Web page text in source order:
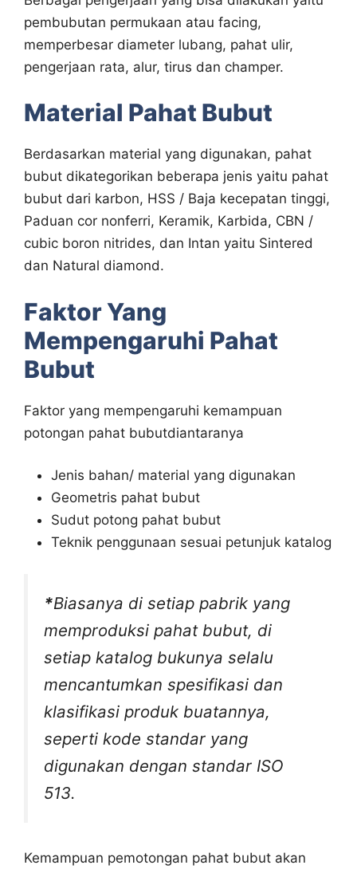
pembubutan permukaan atau facing,
memperbesar diameter lubang, pahat ulir,
pengerjaan rata, alur, tirus dan champer.
Material Pahat Bubut
Berdasarkan material yang digunakan, pahat
bubut dikategorikan beberapa jenis yaitu pahat
bubut dari karbon, HSS / Baja kecepatan tinggi,
Paduan cor nonferri, Keramik, Karbida, CBN /
cubic boron nitrides, dan Intan yaitu Sintered
dan Natural diamond.
Faktor Yang
Mempengaruhi Pahat
Bubut
Faktor yang mempengaruhi kemampuan
potongan pahat bubutdiantaranya
Jenis bahan/ material yang digunakan
Geometris pahat bubut
Sudut potong pahat bubut
Teknik penggunaan sesuai petunjuk katalog
*Biasanya di setiap pabrik yang
memproduksi pahat bubut, di
setiap katalog bukunya selalu
mencantumkan spesifikasi dan
klasifikasi produk buatannya,
seperti kode standar yang
digunakan dengan standar ISO
513.
Kemampuan pemotongan pahat bubut akan